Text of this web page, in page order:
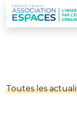
Skip
to
content
Toutes les